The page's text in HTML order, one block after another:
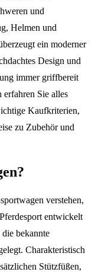
und
Helmen und
ein moderner
Design und
immer griffbereit
Sie alles
Kaufkriterien,
zu Zubehör und
verstehen,
entwickelt
bekannte
Charakteristisch
Stützfüßen,